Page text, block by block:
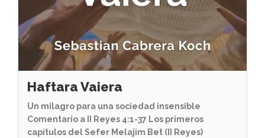
Haftara Vaiera
Un milagro para una sociedad insensible
Comentario a II Reyes 4:1-37 Los primeros
capítulos del Sefer Melajim Bet (II Reyes)